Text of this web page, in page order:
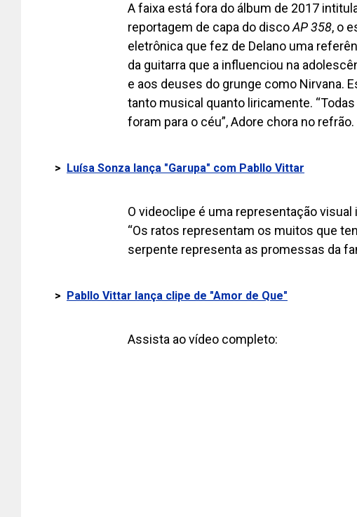
A faixa está fora do álbum de 2017
reportagem de capa do discoAP 358, o
eletrônica que fez de Delano uma
da guitarra que a influenciou na
e aos deuses do grunge como Nirvana.
tanto musical quanto liricamente.
foram para o céu”, Adore chora no refrão.
> Luísa Sonza lança "Garupa" com Pabllo Vittar
O videoclipe é uma representação
“Os ratos representam os muitos que
serpente representa as promessas da
> Pabllo Vittar lança clipe de "Amor de Que"
Assista ao vídeo completo: